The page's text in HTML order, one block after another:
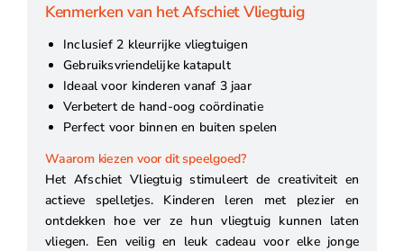
Kenmerken van het Afschiet Vliegtuig
Inclusief 2 kleurrijke vliegtuigen
Gebruiksvriendelijke katapult
Ideaal voor kinderen vanaf 3 jaar
Verbetert de hand-oog coördinatie
Perfect voor binnen en buiten spelen
Waarom kiezen voor dit speelgoed?
Het Afschiet Vliegtuig stimuleert de creativiteit en
actieve spelletjes. Kinderen leren met plezier en
ontdekken hoe ver ze hun vliegtuig kunnen laten
vliegen. Een veilig en leuk cadeau voor elke jonge